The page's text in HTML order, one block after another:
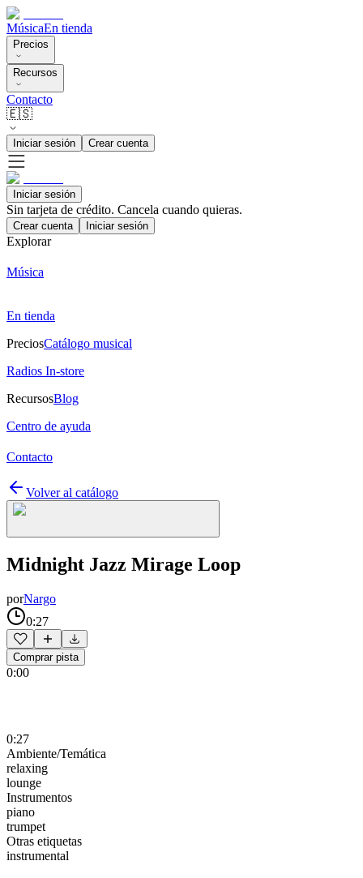
MúsicaEn tienda
Precios
Recursos
Contacto
🇪🇸
Iniciar sesión Crear cuenta
Iniciar sesión
Sin tarjeta de crédito. Cancela cuando quieras.
Crear cuenta Iniciar sesión
Explorar
Música
En tienda
PreciosCatálogo musical
Radios In-store
RecursosBlog
Centro de ayuda
Contacto
Volver al catálogo
Midnight Jazz Mirage Loop
porNargo
0:27
Comprar pista
0:00
0:27
Ambiente/Temática
relaxing
lounge
Instrumentos
piano
trumpet
Otras etiquetas
instrumental